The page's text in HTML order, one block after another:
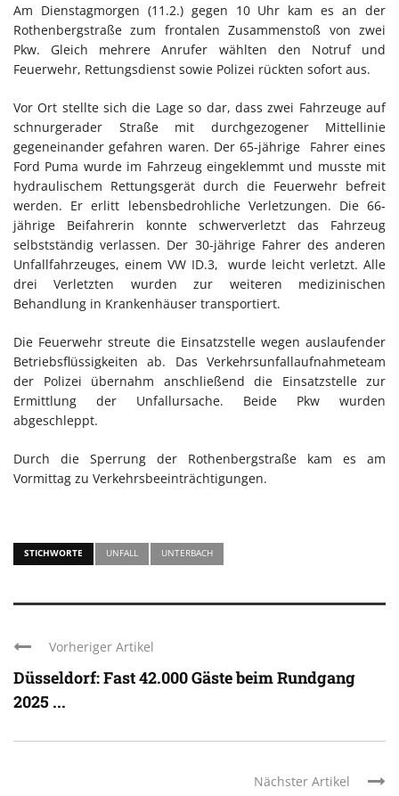
Am Dienstagmorgen (11.2.) gegen 10 Uhr kam es an der
Rothenbergstraße zum frontalen Zusammenstoß von zwei
Pkw. Gleich mehrere Anrufer wählten den Notruf und
Feuerwehr, Rettungsdienst sowie Polizei rückten sofort aus.
Vor Ort stellte sich die Lage so dar, dass zwei Fahrzeuge auf
schnurgerader Straße mit durchgezogener Mittellinie
gegeneinander gefahren waren. Der 65-jährige Fahrer eines
Ford Puma wurde im Fahrzeug eingeklemmt und musste mit
hydraulischem Rettungsgerät durch die Feuerwehr befreit
werden. Er erlitt lebensbedrohliche Verletzungen. Die 66-
jährige Beifahrerin konnte schwerverletzt das Fahrzeug
selbstständig verlassen. Der 30-jährige Fahrer des anderen
Unfallfahrzeuges, einem VW ID.3, wurde leicht verletzt. Alle
drei Verletzten wurden zur weiteren medizinischen
Behandlung in Krankenhäuser transportiert.
Die Feuerwehr streute die Einsatzstelle wegen auslaufender
Betriebsflüssigkeiten ab. Das Verkehrsunfallaufnahmeteam
der Polizei übernahm anschließend die Einsatzstelle zur
Ermittlung der Unfallursache. Beide Pkw wurden
abgeschleppt.
Durch die Sperrung der Rothenbergstraße kam es am
Vormittag zu Verkehrsbeeinträchtigungen.
STICHWORTE UNFALL UNTERBACH
Vorheriger Artikel
Düsseldorf: Fast 42.000 Gäste beim Rundgang
2025 ...
Nächster Artikel